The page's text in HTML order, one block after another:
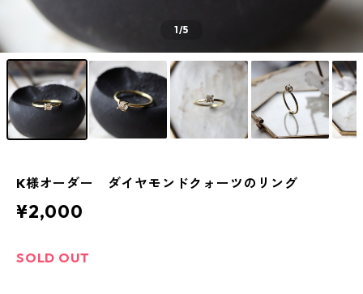
1/5
K様オーダー ダイヤモンドクォーツのリング
¥2,000
SOLD OUT